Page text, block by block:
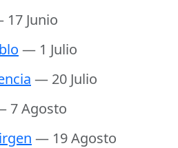
Junio
— 1 Julio
— 20 Julio
7 Agosto
— 19 Agosto